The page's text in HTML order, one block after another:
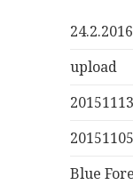
24.2.2016
upload
Blue